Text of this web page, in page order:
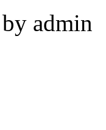
admin